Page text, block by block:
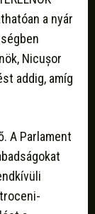
a nyár
Nicușor
addig, amíg
A Parlament